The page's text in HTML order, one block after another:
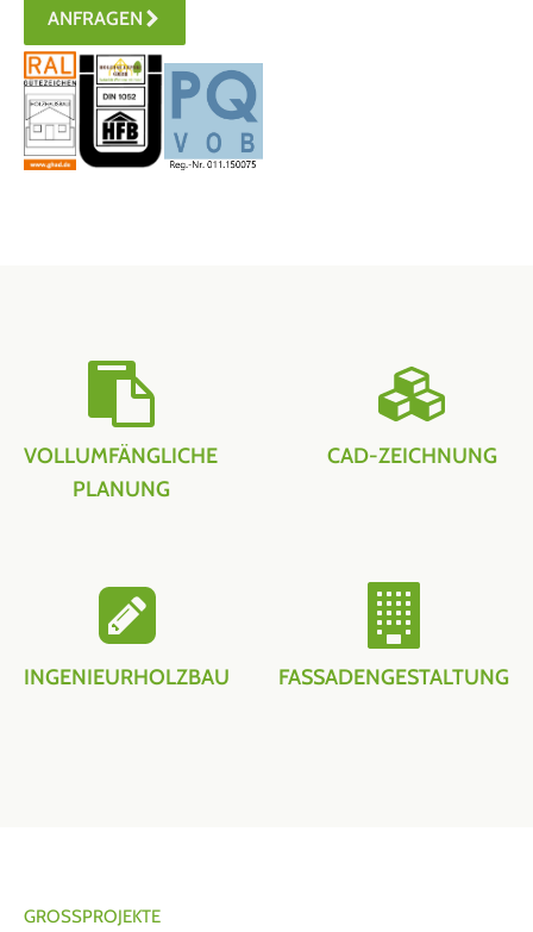
ANFRAGEN
VOLLUMFÄNGLICHE
PLANUNG
CAD-ZEICHNUNG
INGENIEURHOLZBAU FASSADENGESTALTUNG
GROSSPROJEKTE